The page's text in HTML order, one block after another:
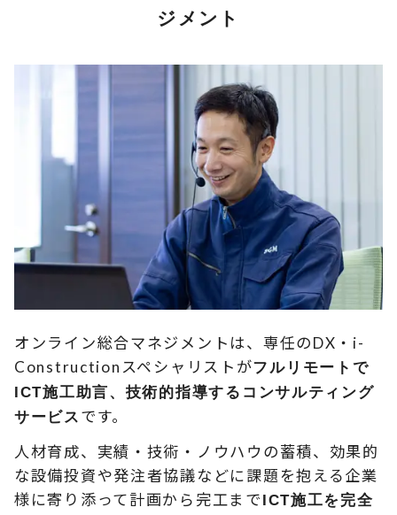
ジメント
オンライン総合マネジメントは、専任のDX・i-
Constructionスペシャリストがフルリモートで
ICT施工助言、技術的指導するコンサルティング
サービス です。
人材育成、実績・技術・ノウハウの蓄積、効果的
な設備投資や発注者協議などに課題を抱える企業
様に寄り添って計画から完工まで ICT施工を完全